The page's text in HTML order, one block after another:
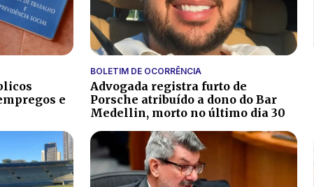
e
BOLETIM DE OCORRÊNCIA
Advogada registra furto de
Porsche atribuído a dono do Bar
Medellin, morto no último dia 30